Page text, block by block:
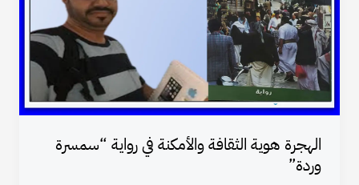
الهجرة هوية الثقافة والأمكنة في رواية “سمسرة
وردة”
والأمكنة
في
رواية
“سمسرة
وردة”